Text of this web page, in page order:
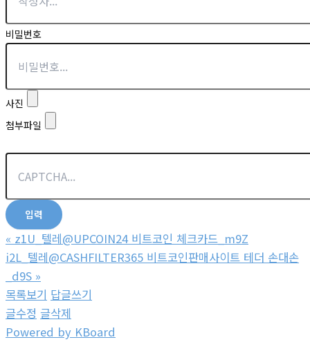
비밀번호
사진
첨부파일
« z1U_텔레@UPCOIN24 비트코인 체크카드_m9Z
i2L_텔레@CASHFILTER365 비트코인판매사이트 테더 손대손
_d9S »
목록보기 답글쓰기
글수정 글삭제
Powered by KBoard